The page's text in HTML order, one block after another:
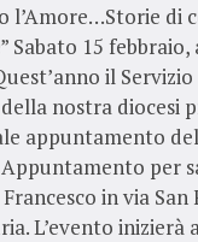
l’Amore…Storie di
Sabato 15
il
nostra diocesi
appuntamento
per
in via San
L’evento inizierà